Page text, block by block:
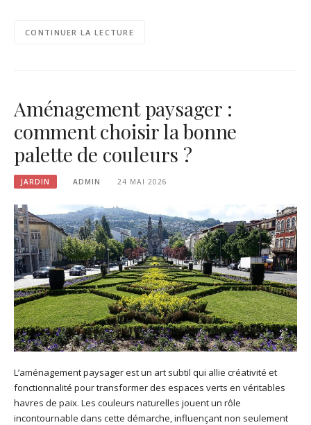
CONTINUER LA LECTURE
Aménagement paysager :
comment choisir la bonne
palette de couleurs ?
JARDIN ADMIN 24 MAI 2026
L’aménagement paysager est un art subtil qui allie créativité et
fonctionnalité pour transformer des espaces verts en véritables
havres de paix. Les couleurs naturelles jouent un rôle
incontournable dans cette démarche, influençant non seulement